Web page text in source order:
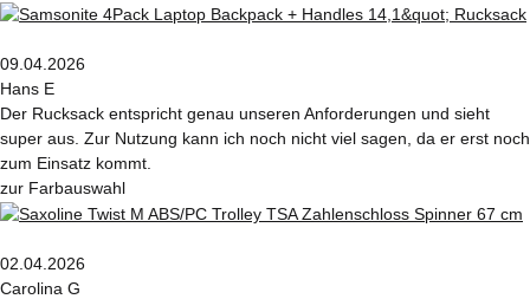
09.04.2026
Hans E
Der Rucksack entspricht genau unseren Anforderungen und sieht
super aus. Zur Nutzung kann ich noch nicht viel sagen, da er erst noch
zum Einsatz kommt.
zur Farbauswahl
02.04.2026
Carolina G